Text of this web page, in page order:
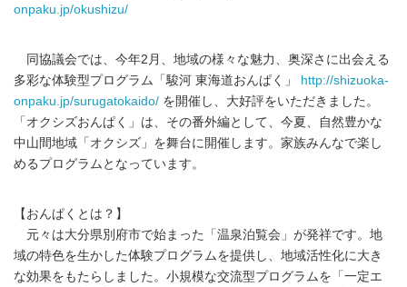
onpaku.jp/okushizu/
同協議会では、今年2月、地域の様々な魅力、奥深さに出会える
多彩な体験型プログラム「駿河 東海道おんぱく」
http://shizuoka-
onpaku.jp/surugatokaido/ を開催し、大好評をいただきました。
「オクシズおんぱく」は、その番外編として、今夏、自然豊かな
中山間地域「オクシズ」を舞台に開催します。家族みんなで楽し
めるプログラムとなっています。
【おんぱくとは？】
元々は大分県別府市で始まった「温泉泊覧会」が発祥です。地
域の特色を生かした体験プログラムを提供し、地域活性化に大き
な効果をもたらしました。小規模な交流型プログラムを「一定エ